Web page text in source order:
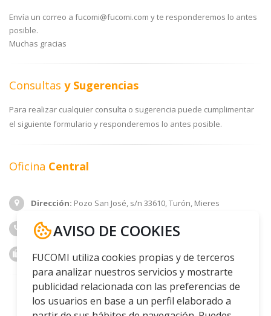
AVISO DE COOKIES
FUCOMI utiliza cookies propias y de terceros
para analizar nuestros servicios y mostrarte
publicidad relacionada con las preferencias de
los usuarios en base a un perfil elaborado a
Envía un correo a fucomi@fucomi.com y te responderemos lo antes
posible.
Muchas gracias
Consultas y Sugerencias
Para realizar cualquier consulta o sugerencia puede cumplimentar
el siguiente formulario y responderemos lo antes posible.
Oficina Central
Dirección: Pozo San José, s/n 33610, Turón, Mieres
Teléfono:985 42 00 25
Fax:985 42 09 75